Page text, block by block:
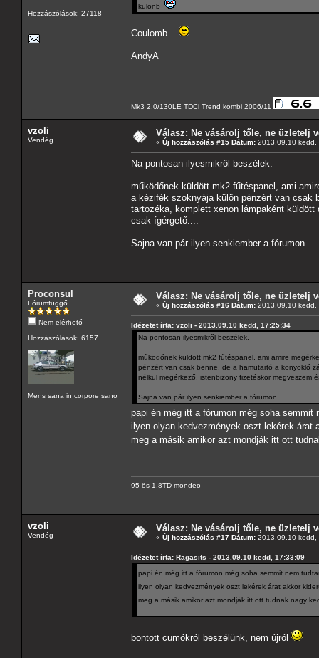
Hozzászólások: 27118
különb
Coulomb...
AndyA
Mk3 2.0/130LE TDCi Trend kombi 2006/11
vzoli
Vendég
Válasz: Ne vásárolj tőle, ne üzletelj
« Új hozzászólás #15 Dátum: 2013.09.10 kedd,
Na pontosan ilyesmikről beszélek.
működőnek küldött mk2 fűtéspanel, ami
a kézifék szoknyája külön pénzért van csak
tartozéka, komplett xenon lámpaként
csak ígérgető....
Sajna van pár ilyen senkiember a fórumon....
Proconsul
Fórumfüggő
Nem elérhető
Hozzászólások: 6157
Mens sana in corpore sano
Válasz: Ne vásárolj tőle, ne üzletelj
« Új hozzászólás #16 Dátum: 2013.09.10 kedd,
Idézetet írta: vzoli - 2013.09.10 kedd, 17:25:34
Na pontosan ilyesmikről beszélek.
működőnek küldött mk2 fűtéspanel, ami amire
pénzért van csak benne, de a hamutartó a könyöklő
nélkül megérkező, istenbizony fizetéskor megveszem
Sajna van pár ilyen senkiember a fórumon....
papi én még itt a fórumon még soha
ilyen olyan kedvezmények oszt lekérek
meg a másik amikor azt mondják itt ott
95-ös 1.8TD mondeo
vzoli
Vendég
Válasz: Ne vásárolj tőle, ne üzletelj
« Új hozzászólás #17 Dátum: 2013.09.10 kedd,
Idézetet írta: Ragasits - 2013.09.10 kedd, 17:33:09
papi én még itt a fórumon még soha semmit nem
ilyen olyan kedvezmények oszt lekérek árat akkor
meg a másik amikor azt mondják itt ott tudnak nagy
bontott cumókról beszélünk, nem újról